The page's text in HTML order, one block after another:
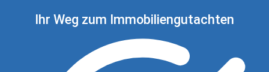
Ihr Weg zum Immobiliengutachten